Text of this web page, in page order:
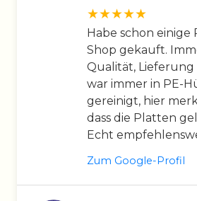
Habe schon
Shop gekauft.
Qualität,
war immer in PE-
gereinigt, hier
dass die Platten
Echt
Zum Google-Profil